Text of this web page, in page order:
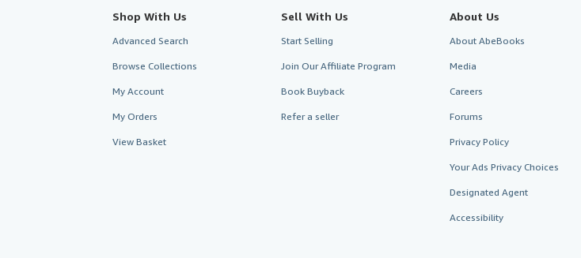
Shop With Us
Advanced Search
Browse Collections
My Account
My Orders
View Basket
Sell With Us
Start Selling
Join Our Affiliate Program
Book Buyback
Refer a seller
About Us
About AbeBooks
Media
Careers
Forums
Privacy Policy
Your Ads Privacy Choices
Designated Agent
Accessibility